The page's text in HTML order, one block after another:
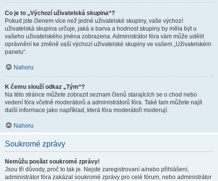
Co je to „Výchozí uživatelská skupina“?
Pokud jste členem více než jedné uživatelské skupiny, vaše výchozí
uživatelská skupina určuje, jaká a barva a hodnost skupiny by měla být u
vašeho uživatelského jména zobrazena. Administrátor fóra vám může udělit
oprávnění ke změně vaší výchozí uživatelské skupiny ve vašem „Uživatelském
panelu“.
Nahoru
K čemu slouží odkaz „Tým“?
Na této stránce můžete zobrazit seznam členů starajících se o chod nebo
vedení fóra včetně moderátorů a administrátorů fóra. Také tam můžete najít
další informace jako například, která fóra moderátoři moderují.
Nahoru
Soukromé zprávy
Nemůžu posílat soukromé zprávy!
Jsou tři důvody, proč to tak je. Nejste zaregistrovaní a/nebo přihlášení,
administrátor fóra zakázal soukromé zprávy pro celé fórum, nebo administrátor